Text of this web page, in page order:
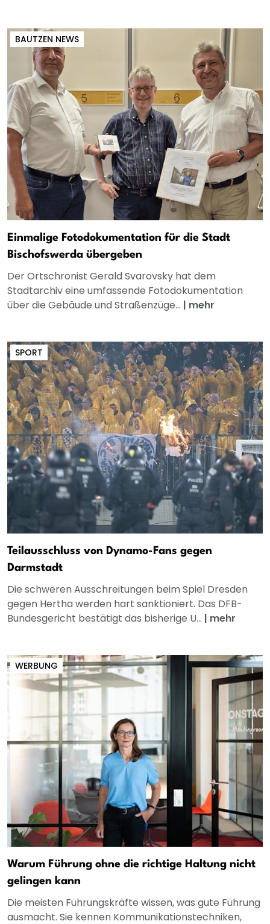
BAUTZEN NEWS
Einmalige Fotodokumentation für die Stadt
Bischofswerda übergeben
Der Ortschronist Gerald Svarovsky hat dem
Stadtarchiv eine umfassende Fotodokumentation
über die Gebäude und Straßenzüge... | mehr
SPORT
Teilausschluss von Dynamo-Fans gegen
Darmstadt
Die schweren Ausschreitungen beim Spiel Dresden
gegen Hertha werden hart sanktioniert. Das DFB-
Bundesgericht bestätigt das bisherige U... | mehr
WERBUNG
Warum Führung ohne die richtige Haltung nicht
gelingen kann
Die meisten Führungskräfte wissen, was gute Führung
ausmacht. Sie kennen Kommunikationstechniken,